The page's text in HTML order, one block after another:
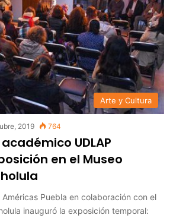
Arte y Cultura
2019 764
UDLAP
en el Museo
Puebla en colaboración con el
inauguró la exposición temporal: